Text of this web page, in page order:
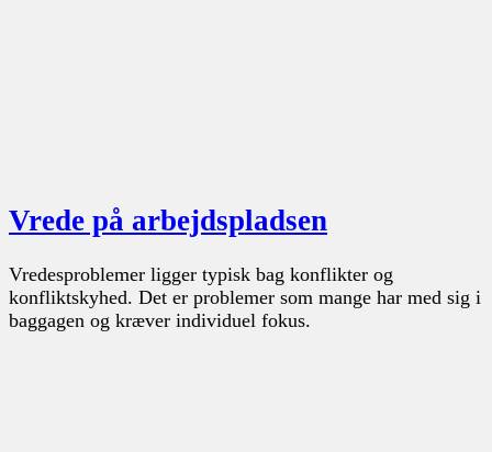
Vrede på arbejdspladsen
Vredesproblemer ligger typisk bag konflikter og
konfliktskyhed. Det er problemer som mange har med sig i
baggagen og kræver individuel fokus.